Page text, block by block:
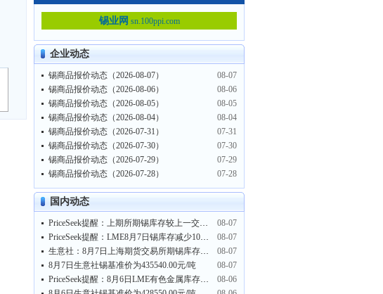
锡业网 sn.100ppi.com
企业动态
锡商品报价动态（2026-08-07）
08-07
锡商品报价动态（2026-08-06）
08-06
锡商品报价动态（2026-08-05）
08-05
锡商品报价动态（2026-08-04）
08-04
锡商品报价动态（2026-07-31）
07-31
锡商品报价动态（2026-07-30）
07-30
锡商品报价动态（2026-07-29）
07-29
锡商品报价动态（2026-07-28）
07-28
国内动态
PriceSeek提醒：上期所期锡库存较上一交易日增加
08-07
PriceSeek提醒：LME8月7日锡库存减少105吨
08-07
生意社：8月7日上海期货交易所期锡库存4848吨
08-07
8月7日生意社锡基准价为435540.00元/吨
08-07
PriceSeek提醒：8月6日LME有色金属库存全线回落
08-06